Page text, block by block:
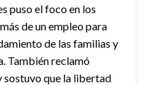
puso el foco en los
de un empleo para
de las familias y
También reclamó
sostuvo que la libertad